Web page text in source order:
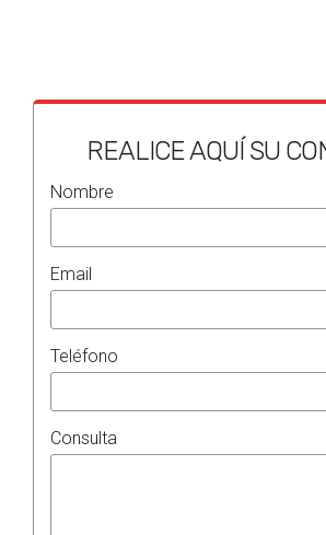
REALICE AQUÍ SU
Nombre
Email
Teléfono
Consulta